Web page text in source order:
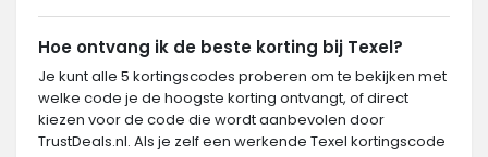
Hoe ontvang ik de beste korting bij Texel?
Je kunt alle 5 kortingscodes proberen om te bekijken met
welke code je de hoogste korting ontvangt, of direct
kiezen voor de code die wordt aanbevolen door
TrustDeals.nl. Als je zelf een werkende Texel kortingscode